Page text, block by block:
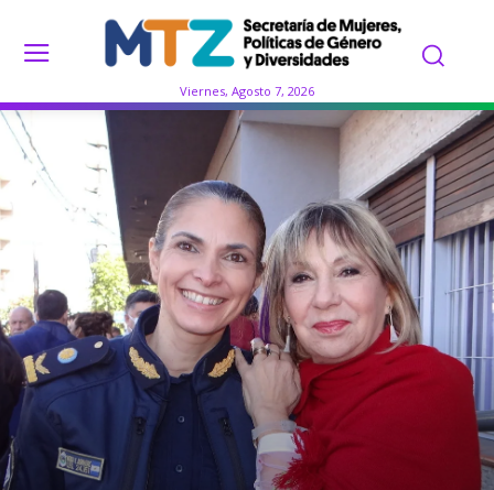
Viernes, Agosto 7, 2026